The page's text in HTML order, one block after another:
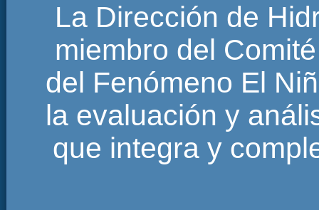
La Dirección de
miembro del
del Fenómeno El
la evaluación y
que integra y